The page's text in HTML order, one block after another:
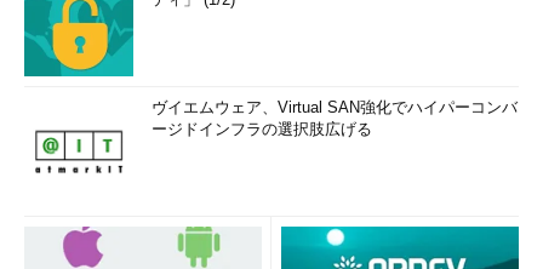
ヴイエムウェア、Virtual SAN強化でハイパーコンバ
ージドインフラの選択肢広げる